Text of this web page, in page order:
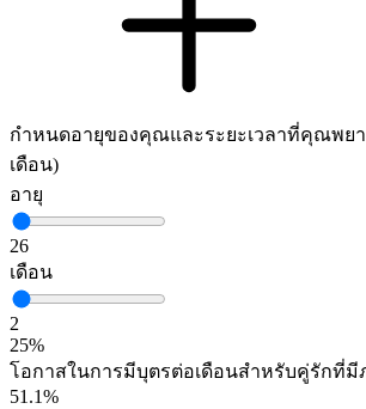
กำหนดอายุของคุณและระยะเวลาที่คุณพย
เดือน)
อายุ
26
เดือน
2
25%
โอกาสในการมีบุตรต่อเดือนสำหรับคู่รักที่
51.1%